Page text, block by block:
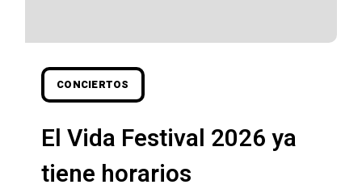
CONCIERTOS
El Vida Festival 2026 ya
tiene horarios